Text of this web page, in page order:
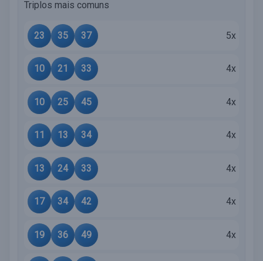
Triplos mais comuns
23 35 37 5x
10 21 33 4x
10 25 45 4x
11 13 34 4x
13 24 33 4x
17 34 42 4x
19 36 49 4x